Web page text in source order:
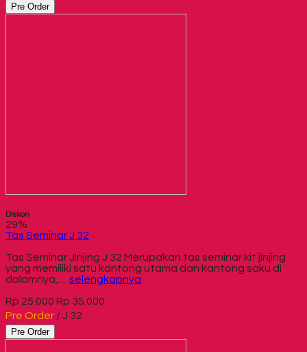
Pre Order
Diskon
29%
Tas Seminar J 32
Tas Seminar Jinjing J 32 Merupakan tas seminar kit jinjing
yang memiliki satu kantong utama dan kantong saku di
dalamnya,… selengkapnya
Rp 25.000 Rp 35.000
Pre Order / J 32
Pre Order